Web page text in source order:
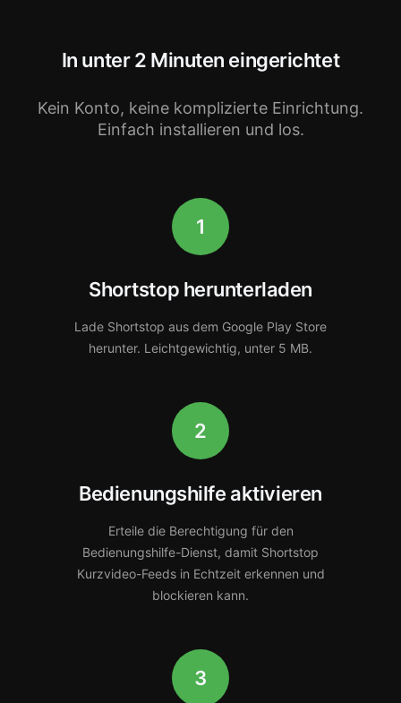
In unter 2 Minuten eingerichtet
Kein Konto, keine komplizierte Einrichtung.
Einfach installieren und los.
1
Shortstop herunterladen
Lade Shortstop aus dem Google Play Store
herunter. Leichtgewichtig, unter 5 MB.
2
Bedienungshilfe aktivieren
Erteile die Berechtigung für den
Bedienungshilfe-Dienst, damit Shortstop
Kurzvideo-Feeds in Echtzeit erkennen und
blockieren kann.
3